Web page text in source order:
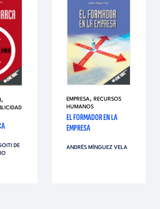
,
DE
EMPRESA, RECURSOS
HUMANOS
EL FORMADOR EN LA
EMPRESA
ANDRÉS MÍNGUEZ VELA